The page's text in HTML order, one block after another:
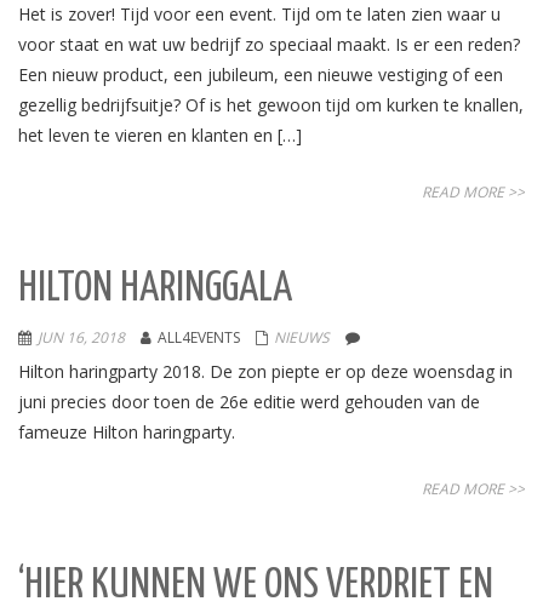
Het is zover! Tijd voor een event. Tijd om te laten zien waar u
voor staat en wat uw bedrijf zo speciaal maakt. Is er een reden?
Een nieuw product, een jubileum, een nieuwe vestiging of een
gezellig bedrijfsuitje? Of is het gewoon tijd om kurken te knallen,
het leven te vieren en klanten en […]
READ MORE >>
HILTON HARINGGALA
JUN 16, 2018 ALL4EVENTS NIEUWS
Hilton haringparty 2018. De zon piepte er op deze woensdag in
juni precies door toen de 26e editie werd gehouden van de
fameuze Hilton haringparty.
READ MORE >>
‘HIER KUNNEN WE ONS VERDRIET EN